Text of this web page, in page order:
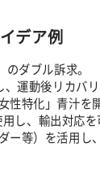
デア例
ダブル訴求。
運動後リカバ
性特化」青汁を開
し、輸出対応を
等）を活用し